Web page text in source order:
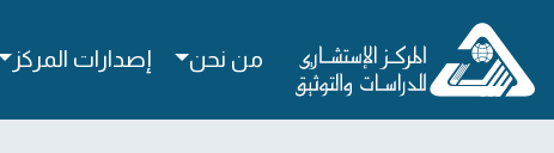
من نحن إصدارات المركز